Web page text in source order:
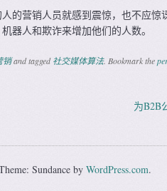
的营销人员就感到震惊，也不应
器人和欺诈来增加他们的人数。
销and tagged社交媒体算法. Bookmark the
为B2B
Sundance by WordPress.com.